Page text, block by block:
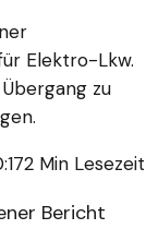
Elektro-Lkw.
zu
2 Min Lesezeit
Bericht